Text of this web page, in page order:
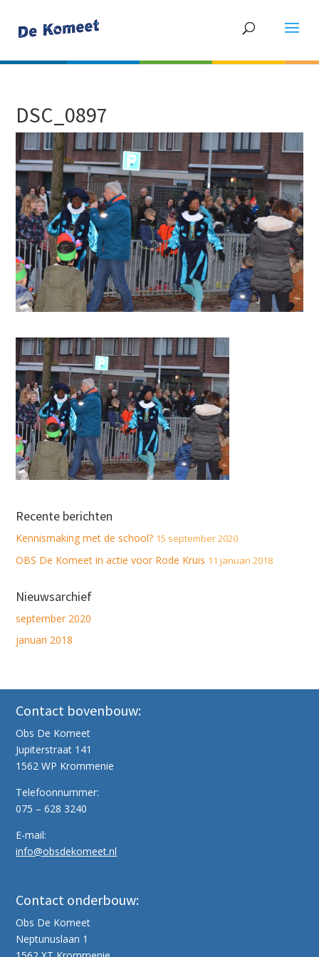
DSC_0897
Recente berichten
Kennismaking met de school? 15 september 2020
OBS De Komeet in actie voor Rode Kruis 11 januari 2018
Nieuwsarchief
september 2020
januari 2018
Contact bovenbouw:
Obs De Komeet
Jupiterstraat 141
1562 WP Krommenie
Telefoonnummer:
075 – 628 3240
E-mail:
info@obsdekomeet.nl
Contact onderbouw:
Obs De Komeet
Neptunuslaan 1